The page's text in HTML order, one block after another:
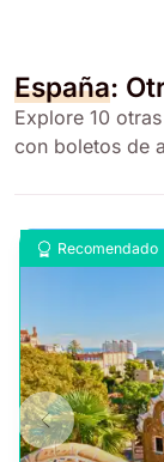
España:
Explore 10
con boletos de
Recomendado